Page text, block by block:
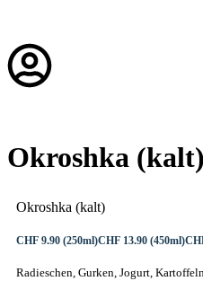
Okroshka (kalt)
Okroshka (kalt)
CHF 9.90 (250ml)CHF 13.90 (450ml)
Radieschen, Gurken, Jogurt,